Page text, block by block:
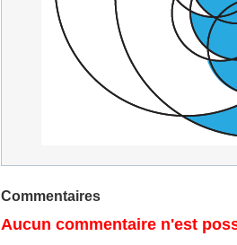
Commentaires
Aucun commentaire n'est